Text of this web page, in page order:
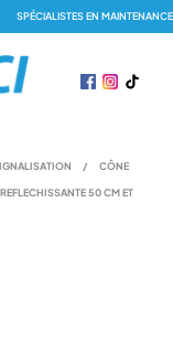
SPÉCIALISTES EN MAINTENANCE
/ CÔNE
50 CM ET